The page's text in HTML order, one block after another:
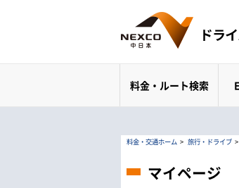
料金・ルート検索
料金・交通ホーム > 旅行・ドライブ >
マイページ